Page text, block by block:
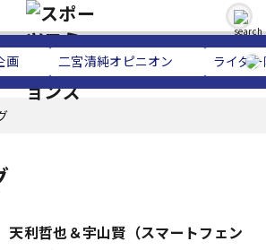
画 二宮清純オピニオン ライタ
天利哲也＆宇山賢（スマートフェン